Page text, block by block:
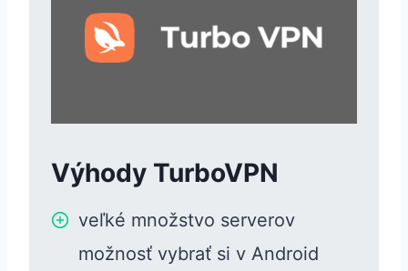
Výhody TurboVPN
veľké množstvo serverov
možnosť vybrať si v Android